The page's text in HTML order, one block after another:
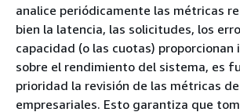
analice periódicamente las métricas
bien la latencia, las solicitudes, los
capacidad (o las cuotas) proporcionan
sobre el rendimiento del sistema, es
prioridad la revisión de las métricas
empresariales. Esto garantiza que